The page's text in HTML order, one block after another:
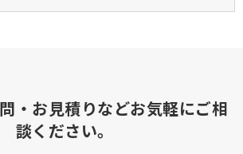
・お見積りなどお気軽にご相
談ください。